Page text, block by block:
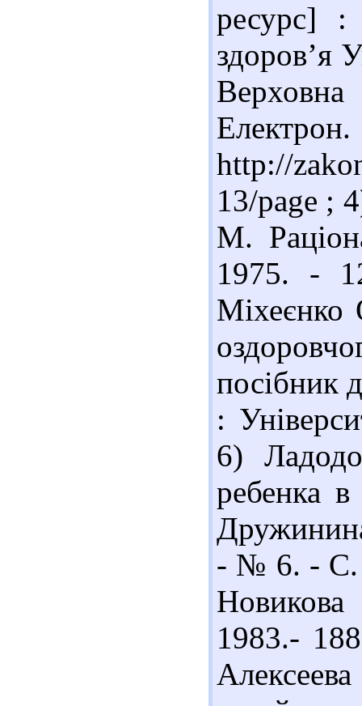
ресурс] :
здоров’я
http://
13/page ;
М.
1975. -
Міхеєнко
посібник
:
6)
ребенка
- № 6. - С.
1983.-